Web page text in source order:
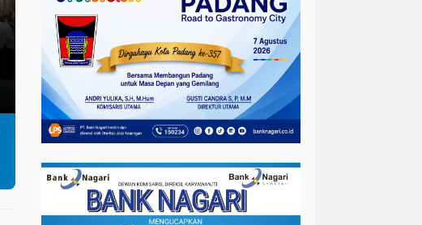
Open Ship Kapal Teluk Kendari
Diserbu Pengunjung, Trans
Koridor 2 dan 4, Tarif Seluruh